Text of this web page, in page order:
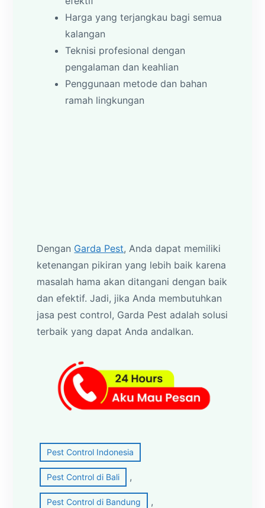
Harga yang terjangkau bagi semua
kalangan
Teknisi profesional dengan
pengalaman dan keahlian
Penggunaan metode dan bahan
ramah lingkungan
Dengan Garda Pest, Anda dapat memiliki
ketenangan pikiran yang lebih baik karena
masalah hama akan ditangani dengan baik
dan efektif. Jadi, jika Anda membutuhkan
jasa pest control, Garda Pest adalah solusi
terbaik yang dapat Anda andalkan.
Pest Control Indonesia
Pest Control di Bali ,
Pest Control di Bandung ,